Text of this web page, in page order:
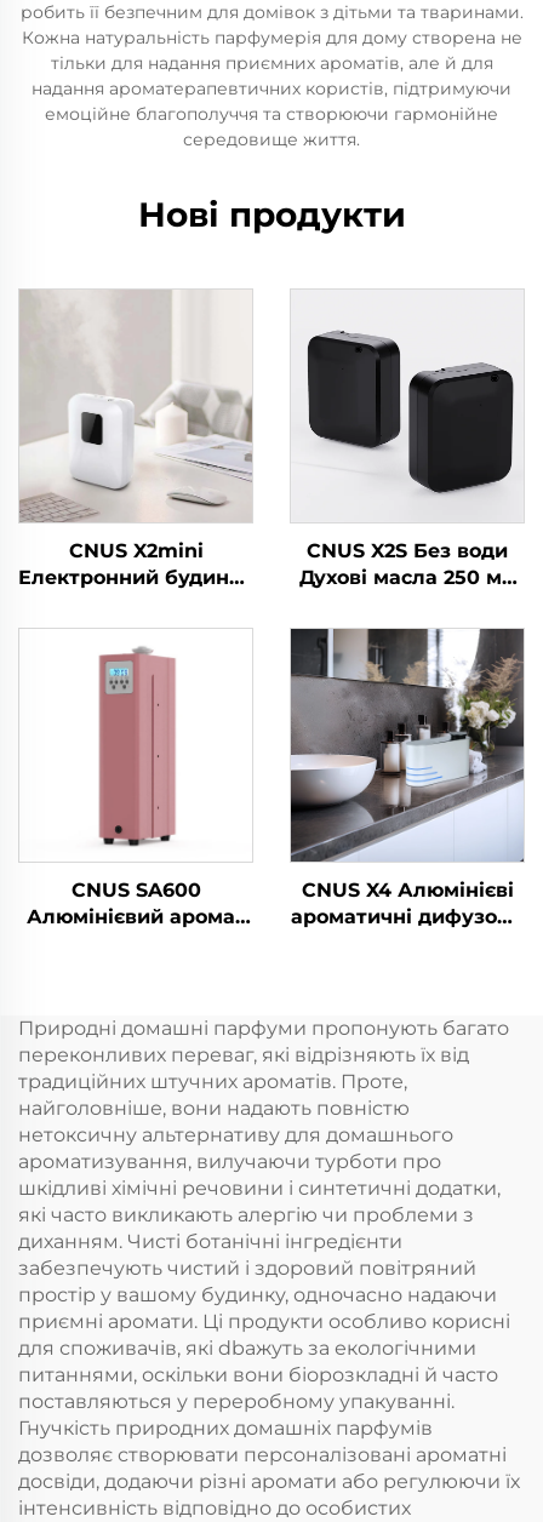
робить її безпечним для домівок з дітьми та тваринами.
Кожна натуральність парфумерія для дому створена не
тільки для надання приємних ароматів, але й для
надання ароматерапевтичних користів, підтримуючи
емоційне благополуччя та створюючи гармонійне
середовище життя.
Нові продукти
CNUS X2mini
Електронний будинок
запаху Машина
повітря Духовина
Масло розумний
диффузер аромати
CNUS X2S Без води
Духові масла 250 мл
дифузер Машина
Домашня свіжильник
повітря Ароматичний
дифузер
CNUS SA600
Алюмінієвий аромат
аромат Безводний
hvac Диффузер
Готель
CNUS X4 Алюмінієві
ароматичні дифузори
олійних дифузорів
Безводні атомізатори
Природні домашні парфуми пропонують багато
переконливих переваг, які відрізняють їх від
традиційних штучних ароматів. Проте,
найголовніше, вони надають повністю
нетоксичну альтернативу для домашнього
ароматизування, вилучаючи турботи про
шкідливі хімічні речовини і синтетичні додатки,
які часто викликають алергію чи проблеми з
диханням. Чисті ботанічні інгредієнти
забезпечують чистий і здоровий повітряний
простір у вашому будинку, одночасно надаючи
приємні аромати. Ці продукти особливо корисні
для споживачів, які dbажуть за екологічними
питаннями, оскільки вони біорозкладні й часто
поставляються у переробному упакуванні.
Гнучкість природних домашніх парфумів
дозволяє створювати персоналізовані ароматні
досвіди, додаючи різні аромати або регулюючи їх
інтенсивність відповідно до особистих